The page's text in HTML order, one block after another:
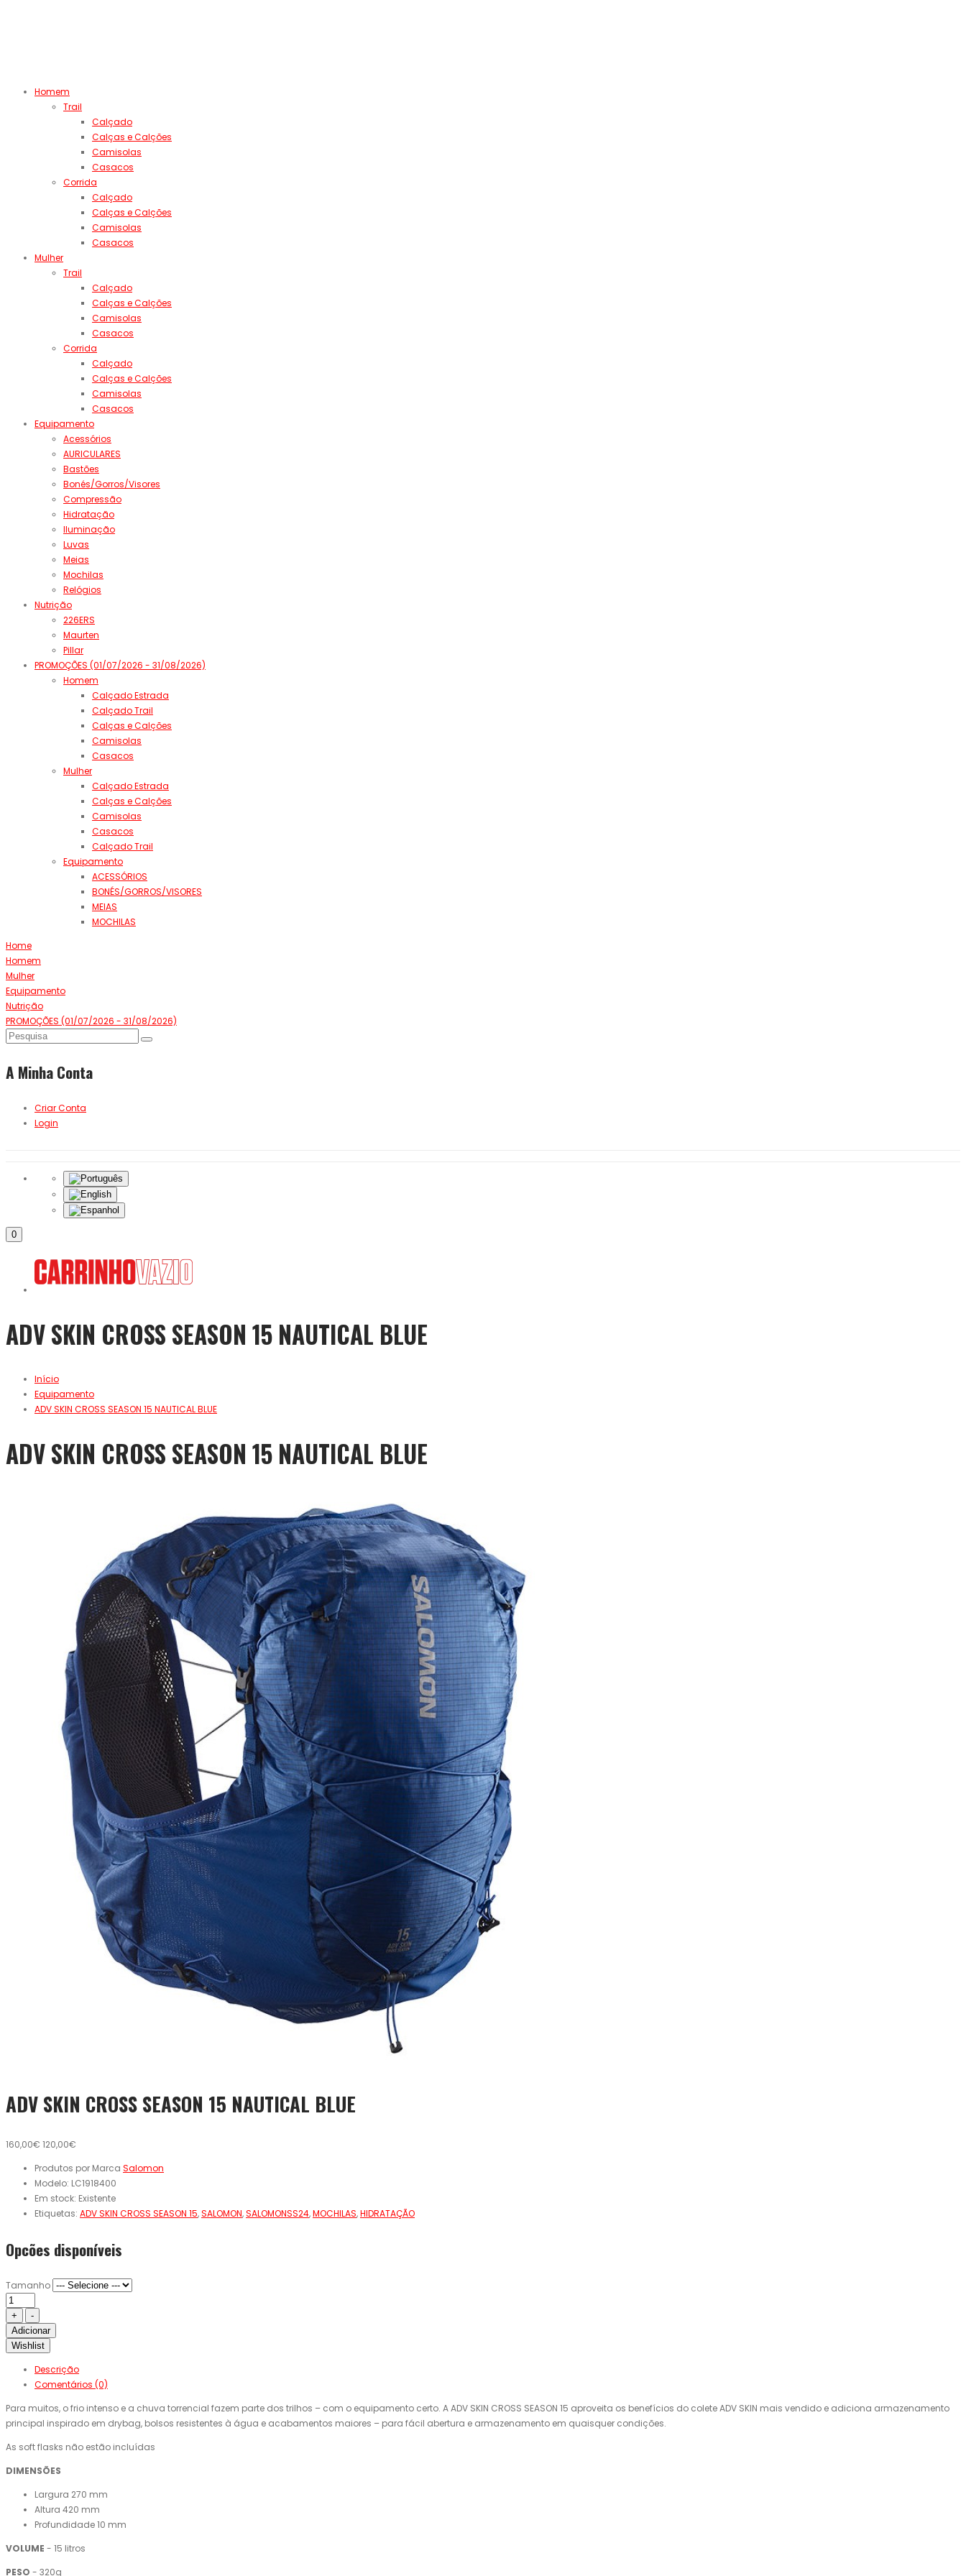
Homem
Trail
Calçado
Calças e Calções
Camisolas
Casacos
Corrida
Calçado
Calças e Calções
Camisolas
Casacos
Mulher
Trail
Calçado
Calças e Calções
Camisolas
Casacos
Corrida
Calçado
Calças e Calções
Camisolas
Casacos
Equipamento
Acessórios
AURICULARES
Bastões
Bonés/Gorros/Visores
Compressão
Hidratação
Iluminação
Luvas
Meias
Mochilas
Relógios
Nutrição
226ERS
Maurten
Pillar
PROMOÇÕES (01/07/2026 - 31/08/2026)
Homem
Calçado Estrada
Calçado Trail
Calças e Calções
Camisolas
Casacos
Mulher
Calçado Estrada
Calças e Calções
Camisolas
Casacos
Calçado Trail
Equipamento
ACESSÓRIOS
BONÉS/GORROS/VISORES
MEIAS
MOCHILAS
Home
Homem
Mulher
Equipamento
Nutrição
PROMOÇÕES (01/07/2026 - 31/08/2026)
A Minha Conta
Criar Conta
Login
0
ADV SKIN CROSS SEASON 15 NAUTICAL BLUE
Início
Equipamento
ADV SKIN CROSS SEASON 15 NAUTICAL BLUE
ADV SKIN CROSS SEASON 15 NAUTICAL BLUE
ADV SKIN CROSS SEASON 15 NAUTICAL BLUE
160,00€ 120,00€
Produtos por Marca Salomon
Modelo: LC1918400
Em stock: Existente
Etiquetas: ADV SKIN CROSS SEASON 15,SALOMON,SALOMONSS24,MOCHILAS,HIDRATAÇÃO
Opcões disponíveis
Tamanho
Adicionar
Wishlist
Descrição
Comentários (0)
Para muitos, o frio intenso e a chuva torrencial fazem parte dos trilhos – com o equipamento certo. A ADV SKIN CROSS SEASON 15 aproveita os benefícios do colete ADV SKIN mais vendido e adiciona armazenamento
principal inspirado em drybag, bolsos resistentes à água e acabamentos maiores – para fácil abertura e armazenamento em quaisquer condições.
As soft flasks não estão incluídas
DIMENSÕES
Largura 270 mm
Altura 420 mm
Profundidade 10 mm
VOLUME - 15 litros
PESO - 320g